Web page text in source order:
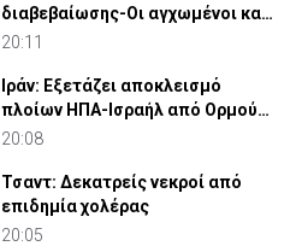
διαβεβαίωσης-Οι αγχωμένοι και
οι πιο.. χαλαροί (vid)
20:11
Ιράν: Εξετάζει αποκλεισμό
πλοίων ΗΠΑ-Ισραήλ από Ορμούζ
και πρόστιμο μέχρι 20%
20:08
Τσαντ: Δεκατρείς νεκροί από
επιδημία χολέρας
20:05